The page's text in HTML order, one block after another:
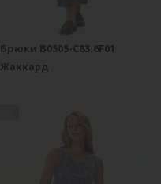
Брюки B0505-C83.6F01
Жаккард